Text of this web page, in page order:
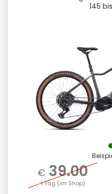
145
€ 39.00
1 Tag (im Shop)